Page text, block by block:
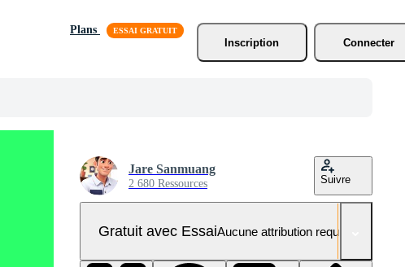
Plans
Inscription
Connecter
Jare Sanmuang
2 680 Ressources Suivre
Gratuit avec EssaiAucune attribution requise